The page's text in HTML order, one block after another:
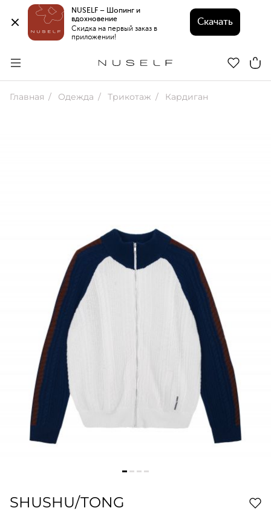
NUSELF – Шопинг и
вдохновение
Скидка на первый заказ в
приложении!
Скачать
Главная Одежда Трикотаж Кардиган
SHUSHU/TONG